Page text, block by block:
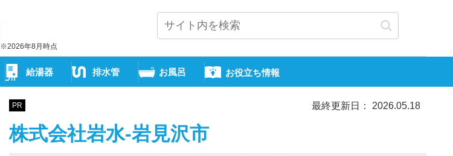
※2026年8月時点
給湯器 排水管 お風呂 お役立ち情報
PR 最終更新日： 2026.05.18
株式会社岩水-岩見沢市